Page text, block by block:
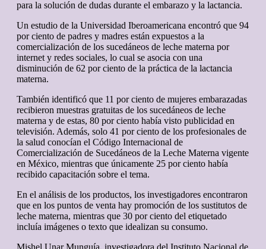
para la solución de dudas durante el embarazo y la lactancia.
Un estudio de la Universidad Iberoamericana encontró que 94
por ciento de padres y madres están expuestos a la
comercialización de los sucedáneos de leche materna por
internet y redes sociales, lo cual se asocia con una
disminución de 62 por ciento de la práctica de la lactancia
materna.
También identificó que 11 por ciento de mujeres embarazadas
recibieron muestras gratuitas de los sucedáneos de leche
materna y de estas, 80 por ciento había visto publicidad en
televisión. Además, solo 41 por ciento de los profesionales de
la salud conocían el Código Internacional de
Comercialización de Sucedáneos de la Leche Materna vigente
en México, mientras que únicamente 25 por ciento había
recibido capacitación sobre el tema.
En el análisis de los productos, los investigadores encontraron
que en los puntos de venta hay promoción de los sustitutos de
leche materna, mientras que 30 por ciento del etiquetado
incluía imágenes o texto que idealizan su consumo.
Mishel Unar Munguía, investigadora del Instituto Nacional de